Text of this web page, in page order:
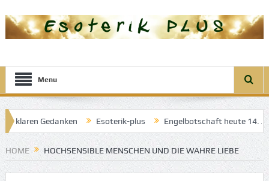
Menu
klaren Gedanken Esoterik-plus Engelbotschaft heute 14.
der guten Träume
HOME HOCHSENSIBLE MENSCHEN UND DIE WAHRE LIEBE